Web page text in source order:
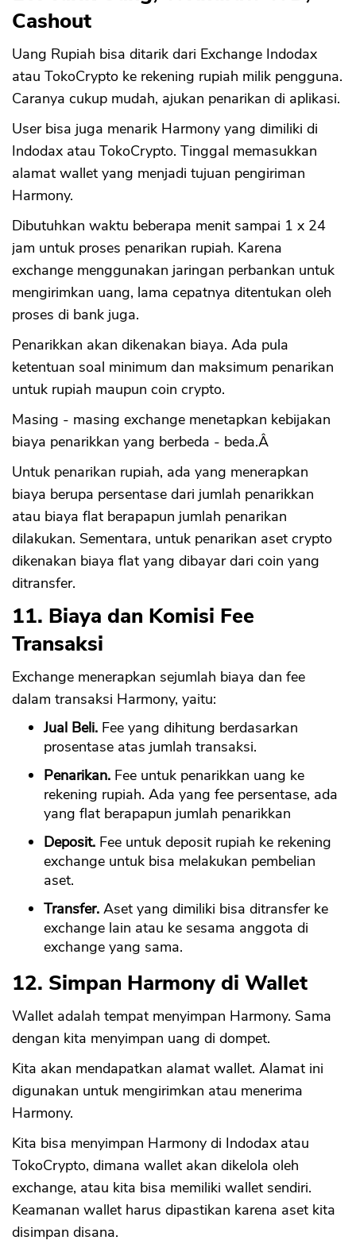
Cashout
Uang Rupiah bisa ditarik dari Exchange Indodax
atau TokoCrypto ke rekening rupiah milik pengguna.
Caranya cukup mudah, ajukan penarikan di aplikasi.
User bisa juga menarik Harmony yang dimiliki di
Indodax atau TokoCrypto. Tinggal memasukkan
alamat wallet yang menjadi tujuan pengiriman
Harmony.
Dibutuhkan waktu beberapa menit sampai 1 x 24
jam untuk proses penarikan rupiah. Karena
exchange menggunakan jaringan perbankan untuk
mengirimkan uang, lama cepatnya ditentukan oleh
proses di bank juga.
Penarikkan akan dikenakan biaya. Ada pula
ketentuan soal minimum dan maksimum penarikan
untuk rupiah maupun coin crypto.
Masing - masing exchange menetapkan kebijakan
biaya penarikkan yang berbeda - beda.Â
Untuk penarikan rupiah, ada yang menerapkan
biaya berupa persentase dari jumlah penarikkan
atau biaya flat berapapun jumlah penarikan
dilakukan. Sementara, untuk penarikan aset crypto
dikenakan biaya flat yang dibayar dari coin yang
ditransfer.
11. Biaya dan Komisi Fee
Transaksi
Exchange menerapkan sejumlah biaya dan fee
dalam transaksi Harmony, yaitu:
Jual Beli. Fee yang dihitung berdasarkan
prosentase atas jumlah transaksi.
Penarikan. Fee untuk penarikkan uang ke
rekening rupiah. Ada yang fee persentase, ada
yang flat berapapun jumlah penarikkan
Deposit. Fee untuk deposit rupiah ke rekening
exchange untuk bisa melakukan pembelian
aset.
Transfer. Aset yang dimiliki bisa ditransfer ke
exchange lain atau ke sesama anggota di
exchange yang sama.
12. Simpan Harmony di Wallet
Wallet adalah tempat menyimpan Harmony. Sama
dengan kita menyimpan uang di dompet.
Kita akan mendapatkan alamat wallet. Alamat ini
digunakan untuk mengirimkan atau menerima
Harmony.
Kita bisa menyimpan Harmony di Indodax atau
TokoCrypto, dimana wallet akan dikelola oleh
exchange, atau kita bisa memiliki wallet sendiri.
Keamanan wallet harus dipastikan karena aset kita
disimpan disana.